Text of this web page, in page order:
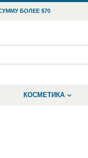
БОЛЕЕ $70
КОСМЕТИКА